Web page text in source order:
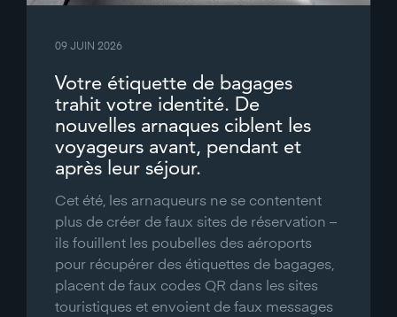
09 JUIN 2026
Votre étiquette de bagages
trahit votre identité. De
nouvelles arnaques ciblent les
voyageurs avant, pendant et
après leur séjour.
Cet été, les arnaqueurs ne se contentent
plus de créer de faux sites de réservation –
ils fouillent les poubelles des aéroports
pour récupérer des étiquettes de bagages,
placent de faux codes QR dans les sites
touristiques et envoient de faux messages